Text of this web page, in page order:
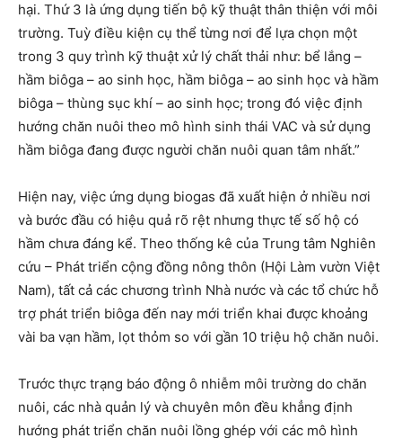
hại. Thứ 3 là ứng dụng tiến bộ kỹ thuật thân thiện với môi
trường. Tuỳ điều kiện cụ thể từng nơi để lựa chọn một
trong 3 quy trình kỹ thuật xử lý chất thải như: bể lắng –
hầm biôga – ao sinh học, hầm biôga – ao sinh học và hầm
biôga – thùng sục khí – ao sinh học; trong đó việc định
hướng chăn nuôi theo mô hình sinh thái VAC và sử dụng
hầm biôga đang được người chăn nuôi quan tâm nhất.”
Hiện nay, việc ứng dụng biogas đã xuất hiện ở nhiều nơi
và bước đầu có hiệu quả rõ rệt nhưng thực tế số hộ có
hầm chưa đáng kể. Theo thống kê của Trung tâm Nghiên
cứu – Phát triển cộng đồng nông thôn (Hội Làm vườn Việt
Nam), tất cả các chương trình Nhà nước và các tổ chức hỗ
trợ phát triển biôga đến nay mới triển khai được khoảng
vài ba vạn hầm, lọt thỏm so với gần 10 triệu hộ chăn nuôi.
Trước thực trạng báo động ô nhiễm môi trường do chăn
nuôi, các nhà quản lý và chuyên môn đều khẳng định
hướng phát triển chăn nuôi lồng ghép với các mô hình